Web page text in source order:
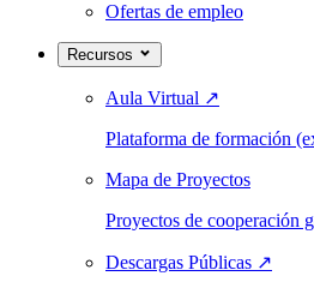
Ofertas de empleo
Recursos
Aula Virtual ↗
Plataforma de formación
Mapa de Proyectos
Proyectos de cooperación
Descargas Públicas ↗